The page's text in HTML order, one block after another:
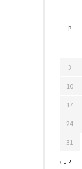
P
« LIP
3
10
17
24
31